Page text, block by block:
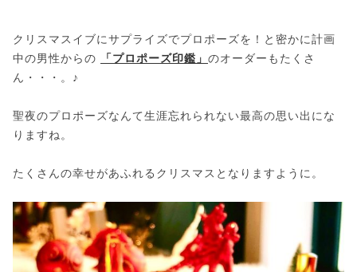
クリスマスイブにサプライズでプロポーズを！と密かに計画
中の男性からの
「プロポーズ印鑑」 のオーダーもたくさ
ん・・・。♪
聖夜のプロポーズなんて生涯忘れられない最高の思い出にな
りますね。
たくさんの幸せがあふれるクリスマスとなりますように。